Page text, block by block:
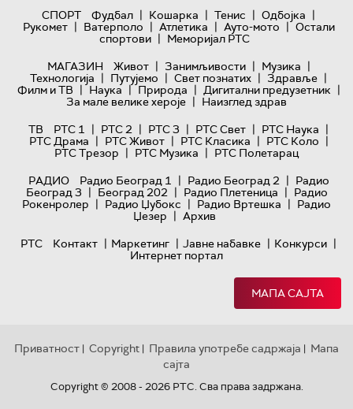
СПОРТ
Фудбал | Кошарка | Тенис | Одбојка |
Рукомет | Ватерполо | Атлетика | Ауто-мото | Остали
спортови | Меморијал РТС
МАГАЗИН
Живот | Занимљивости | Музика |
Технологијa | Путујемо | Свет познатих | Здравље |
Филм и ТВ | Наука | Природа | Дигитални предузетник |
За мале велике хероје | Наизглед здрав
ТВ
РТС 1 | РТС 2 | РТС 3 | РТС Свет | РТС Наука |
РТС Драма | РТС Живот | РТС Класика | РТС Коло |
РТС Трезор | РТС Музика | РТС Полетарац
РАДИО
Радио Београд 1 | Радио Београд 2 | Радио
Београд 3 | Београд 202 | Радио Плетеница | Радио
Рокенролер | Радио Џубокс | Радио Вртешка | Радио
Џезер | Архив
РТС
Контакт | Маркетинг | Јавне набавке | Конкурси |
Интернет портал
МАПА САЈТА
Приватност | Copyright | Правила употребе садржаја | Мапа
сајта
Copyright © 2008 - 2026 РТС. Сва права задржана.